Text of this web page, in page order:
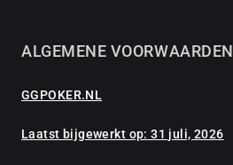
ALGEMENE VOORWAARDEN
GGPOKER.NL
Laatst bijgewerkt op: 31 juli, 2026